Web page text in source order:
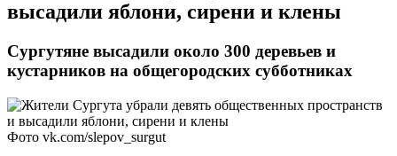
высадили яблони, сирени и клены
Сургутяне высадили около 300 деревьев и
кустарников на общегородских субботниках
Фото vk.com/slepov_surgut